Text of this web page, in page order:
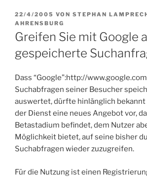
VERÖFFENTLICHT
AM
22/4/2005 VON STEPHAN
AHRENSBURG
Greifen Sie mit Google
gespeicherte
Dass “Google”:http://
Suchabfragen seiner Besucher
auswertet, dürfte hinlänglich
der Dienst eine neues Angebot vor,
Betastadium befindet, dem Nutzer
Möglichkeit bietet, auf seine bisher
Suchabfragen wieder zuzugreifen.
Für die Nutzung ist einen